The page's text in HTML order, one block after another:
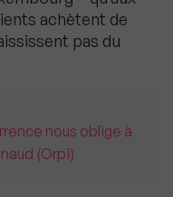
achètent de
pas du
nous oblige à
(Orpi)